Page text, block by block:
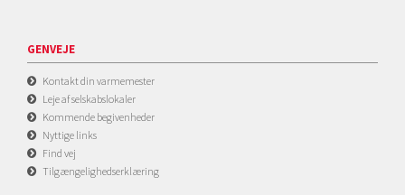
GENVEJE
Kontakt din varmemester
Leje af selskabslokaler
Kommende begivenheder
Nyttige links
Find vej
Tilgængelighedserklæring